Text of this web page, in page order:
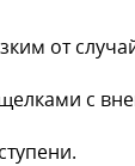
от
с